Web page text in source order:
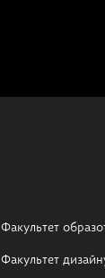
Факультет
Факультет